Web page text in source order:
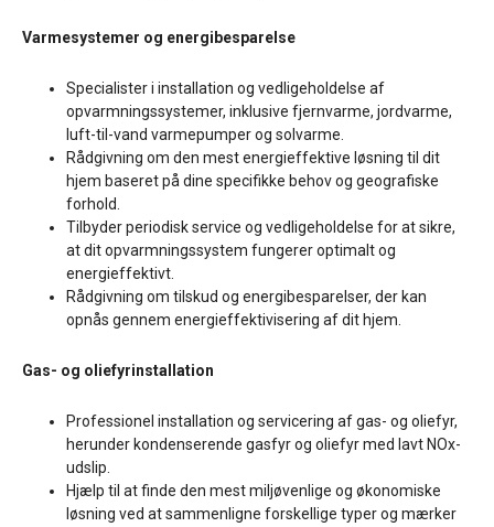
Varmesystemer og energibesparelse
Specialister i installation og vedligeholdelse af
opvarmningssystemer, inklusive fjernvarme, jordvarme,
luft-til-vand varmepumper og solvarme.
Rådgivning om den mest energieffektive løsning til dit
hjem baseret på dine specifikke behov og geografiske
forhold.
Tilbyder periodisk service og vedligeholdelse for at sikre,
at dit opvarmningssystem fungerer optimalt og
energieffektivt.
Rådgivning om tilskud og energibesparelser, der kan
opnås gennem energieffektivisering af dit hjem.
Gas- og oliefyrinstallation
Professionel installation og servicering af gas- og oliefyr,
herunder kondenserende gasfyr og oliefyr med lavt NOx-
udslip.
Hjælp til at finde den mest miljøvenlige og økonomiske
løsning ved at sammenligne forskellige typer og mærker